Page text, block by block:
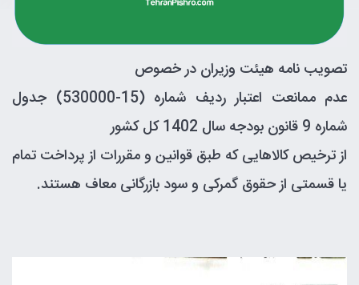
تصویب نامه هیئت وزیران در خصوص
عدم ممانعت اعتبار ردیف شماره (15-530000) جدول
شماره 9 قانون بودجه سال 1402 کل کشور
از ترخیص کالاهایی که طبق قوانین و مقررات از پرداخت تمام
یا قسمتی از حقوق گمرکی و سود بازرگانی معاف هستند.